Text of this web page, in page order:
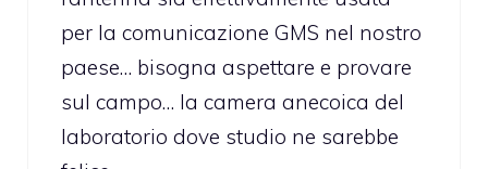
per la comunicazione GMS nel nostro
paese… bisogna aspettare e provare
sul campo… la camera anecoica del
laboratorio dove studio ne sarebbe